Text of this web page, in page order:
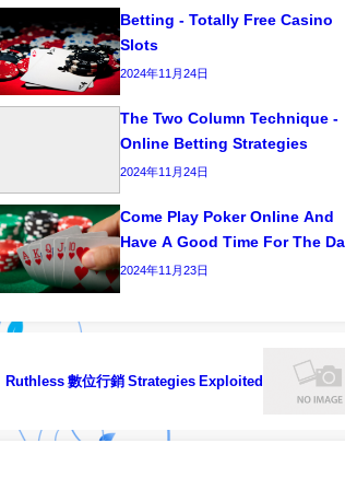
Betting - Totally Free Casino
Slots
2024年11月24日
The Two Column Technique -
Online Betting Strategies
2024年11月24日
Come Play Poker Online And
Have A Good Time For The
2024年11月23日
Ruthless 數位行銷 Strategies Exploited